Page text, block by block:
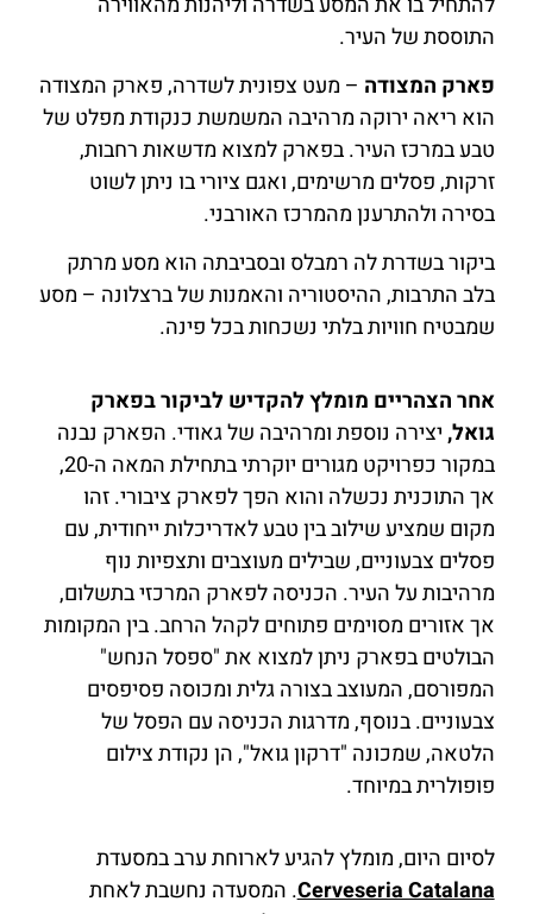
התוססת של העיר.
פארק המצודה – מעט צפונית לשדרה, פארק המצודה
הוא ריאה ירוקה מרהיבה המשמשת כנקודת מפלט של
טבע במרכז העיר. בפארק למצוא מדשאות רחבות,
זרקות, פסלים מרשימים, ואגם ציורי בו ניתן לשוט
בסירה ולהתרענן מהמרכז האורבני.
ביקור בשדרת לה רמבלס ובסביבתה הוא מסע מרתק
בלב התרבות, ההיסטוריה והאמנות של ברצלונה – מסע
שמבטיח חוויות בלתי נשכחות בכל פינה.
אחר הצהריים מומלץ להקדיש לביקור בפארק
גואל,יצירה נוספת ומרהיבה של גאודי. הפארק נבנה
במקור כפרויקט מגורים יוקרתי בתחילת המאה ה-20,
אך התוכנית נכשלה והוא הפך לפארק ציבורי. זהו
מקום שמציע שילוב בין טבע לאדריכלות ייחודית, עם
פסלים צבעוניים, שבילים מעוצבים ותצפיות נוף
מרהיבות על העיר. הכניסה לפארק המרכזי בתשלום,
אך אזורים מסוימים פתוחים לקהל הרחב. בין המקומות
הבולטים בפארק ניתן למצוא את "ספסל הנחש"
המפורסם, המעוצב בצורה גלית ומכוסה פסיפסים
צבעוניים. בנוסף, מדרגות הכניסה עם הפסל של
הלטאה, שמכונה "דרקון גואל", הן נקודת צילום
פופולרית במיוחד.
לסיום היום, מומלץ להגיע לארוחת ערב במסעדת
Cerveseria Catalana. המסעדה נחשבת לאחת